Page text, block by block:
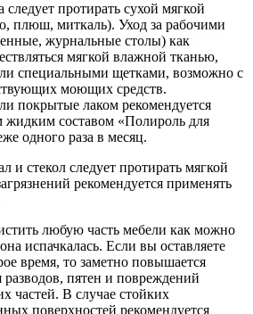
протирать сухой мягкой
плюш, миткаль). Уход за рабочими
журнальные столы) как
мягкой влажной тканью,
специальными щетками, возможно с
моющих средств.
покрытые лаком рекомендуется
жидким составом «Полироль для
одного раза в месяц.
и стекол следует протирать мягкой
рекомендуется применять
любую часть мебели как можно
испачкалась. Если вы оставляете
время, то заметно повышается
разводов, пятен и повреждений
частей. В случае стойких
поверхностей рекомендуется